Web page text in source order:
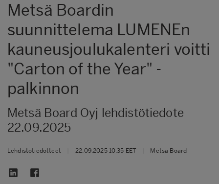
Metsä Boardin
suunnittelema LUMENEn
kauneusjoulukalenteri voitti
"Carton of the Year" -
palkinnon
Metsä Board Oyj lehdistötiedote
22.09.2025
Lehdistötiedotteet 22.09.2025 10:35 EET Metsä Board